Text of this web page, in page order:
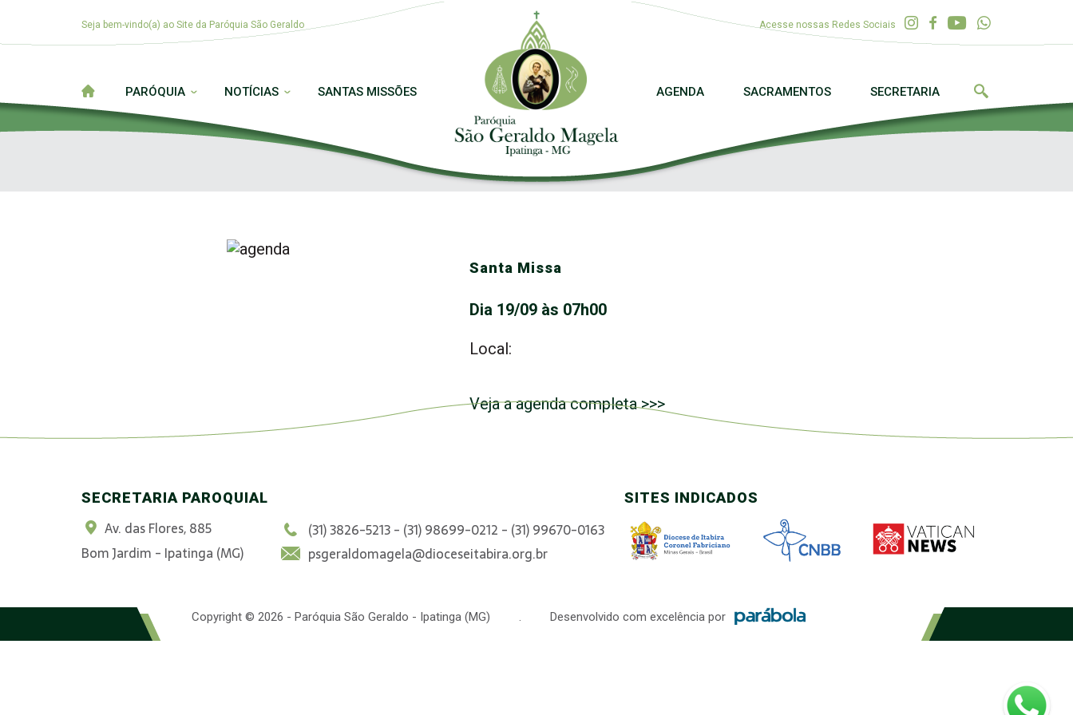
Seja bem-vindo(a) ao Site da Paróquia São Geraldo Acesse nossas Redes Sociais
PARÓQUIA NOTÍCIAS SANTAS MISSÕES AGENDA SACRAMENTOS SECRETARIA
Santa Missa
Dia 19/09 às 07h00
Local:
Veja a agenda completa >>>
SECRETARIA PAROQUIAL
Av. das Flores, 885
Bom Jardim - Ipatinga (MG)
(31) 3826-5213 - (31) 98699-0212 - (31) 99670-0163
psgeraldomagela@dioceseitabira.org.br
SITES INDICADOS
Copyright © 2026 - Paróquia São Geraldo - Ipatinga (MG) . Desenvolvido com excelência por